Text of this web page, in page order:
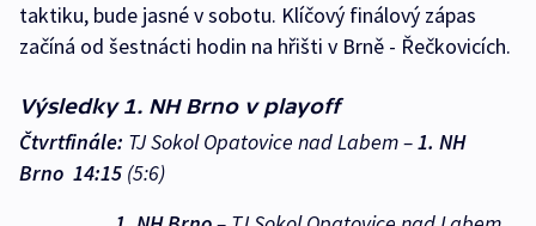
taktiku, bude jasné v sobotu. Klíčový finálový zápas
začíná od šestnácti hodin na hřišti v Brně - Řečkovicích.
Výsledky 1. NH Brno v playoff
Čtvrtfinále: TJ Sokol Opatovice nad Labem –1. NH
Brno 14:15 (5:6)